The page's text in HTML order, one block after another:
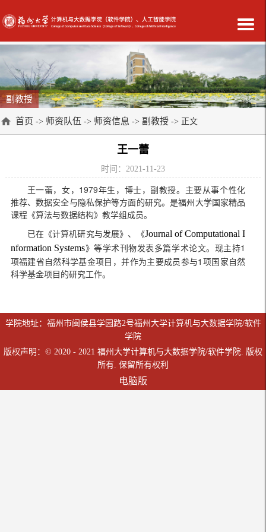
副教授
首页 -> 师资队伍 -> 师资信息 -> 副教授 -> 正文
王一蕾
时间：2021-11-23
王一蕾，女，1979年生，博士，副教授。 主要从事个性化
推荐、数据安全与隐私保护等方面的研究。是福州大学国家精品
课程《算法与数据结构》教学组成员。
已在《计算机研究与发展》、《Journal of Computational I
nformation Systems》等学术刊物发表多篇学术论文。现主持1
项福建省自然科学基金项目，并作为主要成员参与1项国家自然
科学基金项目的研究工作。
学院地址：福州市闽侯县学园路2号福州大学计算机与大数据学院/软件
学院
版权声明：© 2020 - 2021 福州大学计算机与大数据学院/软件学院. 版权
所有. 保留所有权利
电脑版